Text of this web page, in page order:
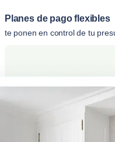
Planes de pago flexibles
te ponen en control de tu